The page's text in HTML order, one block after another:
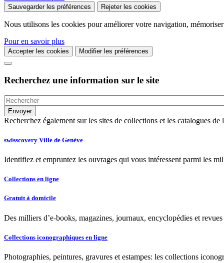
Sauvegarder les préférences Rejeter les cookies
Nous utilisons les cookies pour améliorer votre navigation,
Pour en savoir plus
Accepter les cookies Modifier les préférences
Recherchez une information sur le site
Recherchez également sur les sites de collections et les catalogues
swisscovery Ville de Genève
Identifiez et empruntez les ouvrages qui vous intéressent parmi les
Collections en ligne
Gratuit à domicile
Des milliers d’e-books, magazines, journaux, encyclopédies et
Collections iconographiques en ligne
Photographies, peintures, gravures et estampes: les collections